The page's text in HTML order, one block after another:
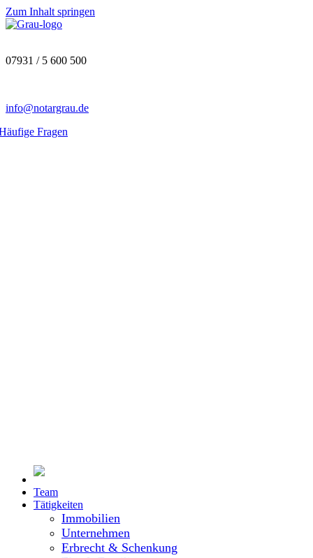
Zum Inhalt springen
07931 / 5 600 500
info@notargrau.de
Fragen
Team
Tätigkeiten
Immobilien
Unternehmen
Erbrecht & Schenkung